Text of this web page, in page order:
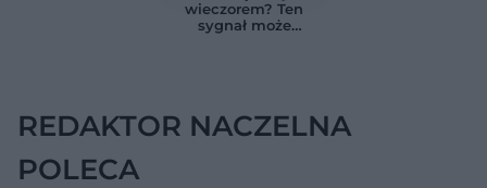
wieczorem? Ten
sygnał może
REDAKTOR NACZELNA
POLECA